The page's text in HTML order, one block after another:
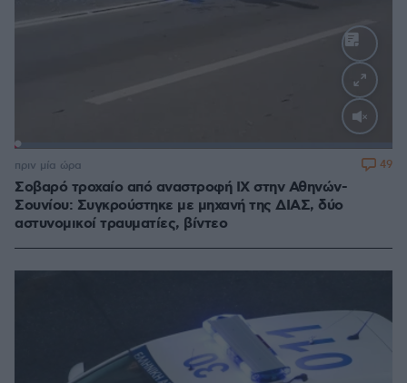
Σοβαρό τροχαίο από αναστροφή ΙΧ στην Αθηνών-
Σουνίου: Συγκρούστηκε με μηχανή της ΔΙΑΣ, δύο
αστυνομικοί τραυματίες, βίντεο
πριν μία ώρα 49